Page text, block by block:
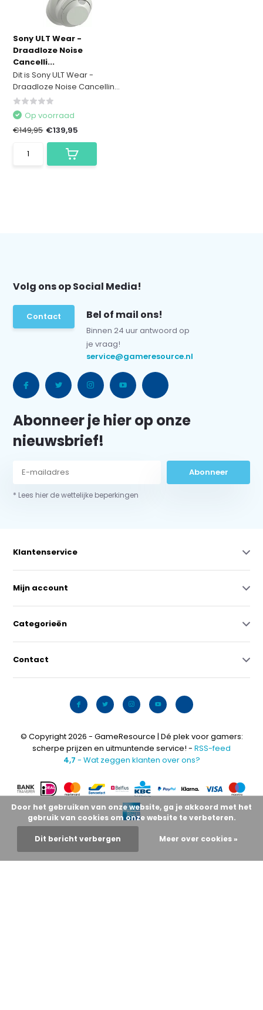
Sony ULT Wear -
Draadloze Noise
Cancelli...
Dit is Sony ULT Wear -
Draadloze Noise Cancellin...
Op voorraad
€149,95 €139,95
Volg ons op Social Media!
Contact Bel of mail ons!
Binnen 24 uur antwoord op
je vraag!
service@gameresource.nl
Abonneer je hier op onze
nieuwsbrief!
Abonneer
* Lees hier de wettelijke beperkingen
Klantenservice
Mijn account
Categorieën
Contact
© Copyright 2026 - GameResource | Dé plek voor gamers:
scherpe prijzen en uitmuntende service! - RSS-feed
4,7 - Wat zeggen klanten over ons?
Door het gebruiken van onze website, ga je akkoord met het
gebruik van cookies om onze website te verbeteren.
Dit bericht verbergen Meer over cookies »